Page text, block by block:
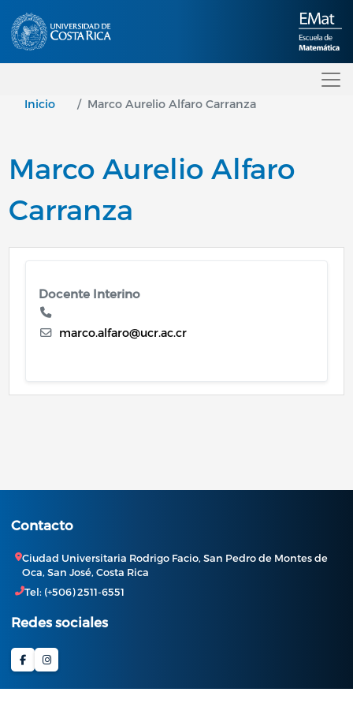
Inicio Marco Aurelio Alfaro Carranza
Marco Aurelio Alfaro
Carranza
Docente Interino
marco.alfaro@ucr.ac.cr
Contacto
Ciudad Universitaria Rodrigo Facio, San Pedro de Montes de
Oca, San José, Costa Rica
Tel: (+506) 2511-6551
Redes sociales